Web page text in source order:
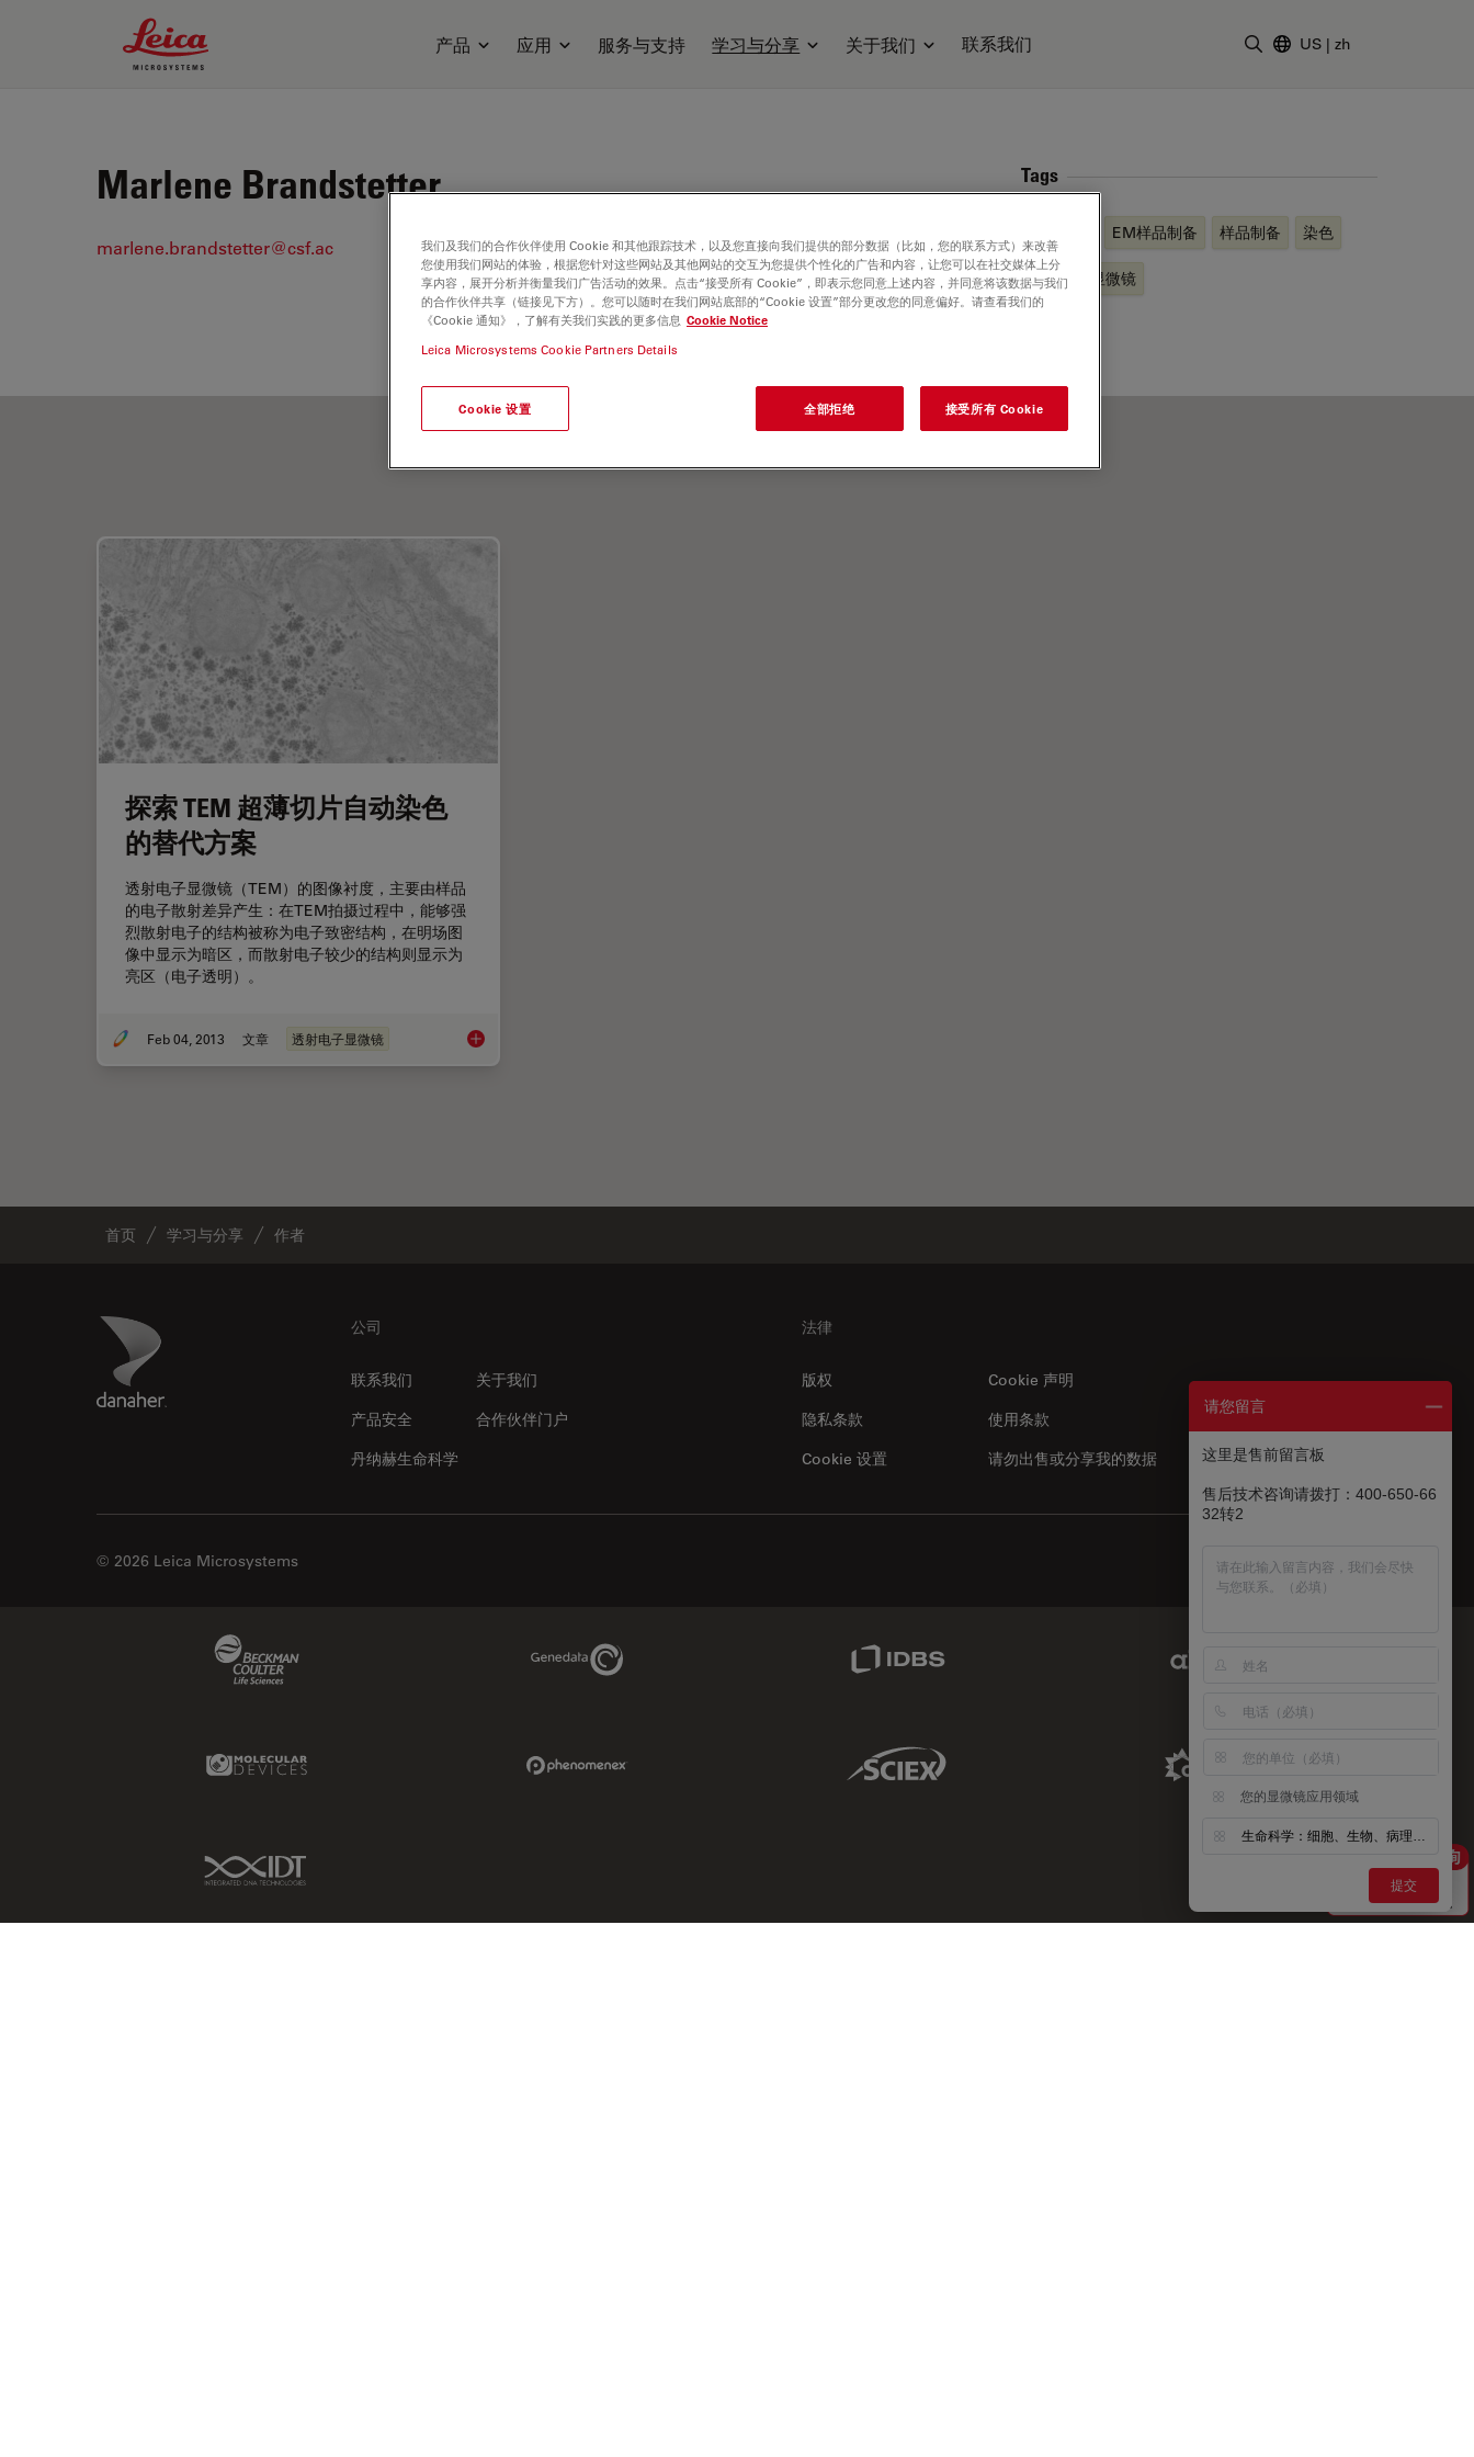
Leica Microsystems Logo
产品 应用 服务与支持 学习与分享 关于我们 联系我们 US | zh
Marlene Brandstetter
marlene.brandstetter@csf.ac
Tags
EM样品制备 样品制备 染色
透射电子显微镜
探索 TEM 超薄切片自动染色
的替代方案
透射电子显微镜（TEM）的图像衬度，主要由样品
的电子散射差异产生：在TEM拍摄过程中，能够强
烈散射电子的结构被称为电子致密结构，在明场图
像中显示为暗区，而散射电子较少的结构则显示为
亮区（电子透明）。
Feb 04, 2013 文章 透射电子显微镜 探索 TEM 超薄切片自动染色的替代方案
首页 学习与分享 作者
Danaher Logo 公司
联系我们
关于我们
产品安全
合作伙伴门户
丹纳赫生命科学
法律
版权
Cookie 声明
隐私条款
请勿出售或分享我的数据
使用条款
Cookie 设置
US|zh
© 2026 Leica Microsystems
Genedata Link
Molecular Devices Link Sciex Link Aldevron Link
IDT Link
我们及我们的合作伙伴使用 Cookie 和其他跟踪技术，以及您直接向我们提供的部分数据（比如，您的联系方式）来改善
您使用我们网站的体验，根据您针对这些网站及其他网站的交互为您提供个性化的广告和内容，让您可以在社交媒体上分
享内容，展开分析并衡量我们广告活动的效果。点击“接受所有 Cookie”，即表示您同意上述内容，并同意将该数据与我们
的合作伙伴共享（链接见下方）。您可以随时在我们网站底部的“Cookie 设置”部分更改您的同意偏好。请查看我们的
《Cookie 通知》，了解有关我们实践的更多信息 Cookie Notice
Leica Microsystems Cookie Partners Details
Cookie 设置 全部拒绝 接受所有 Cookie
请您留言
这里是售前留言板
售后技术咨询请拨打：400-650-66
32转2
您的显微镜应用领域
生命科学：细胞、生物、病理、神经等
提交